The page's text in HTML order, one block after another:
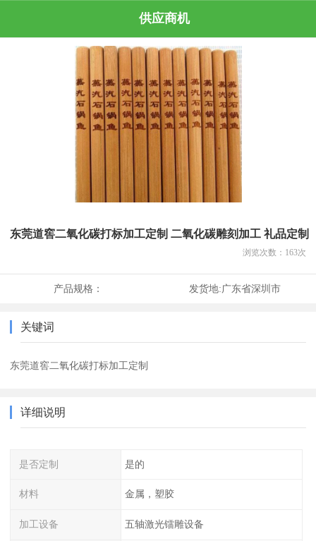
供应商机
东莞道窖二氧化碳打标加工定制 二氧化碳雕刻加工 礼品定制
浏览次数： 163次
产品规格： 发货地:广东省深圳市
关键词
东莞道窖二氧化碳打标加工定制
详细说明
是否定制 是的
材料 金属，塑胶
加工设备 五轴激光镭雕设备